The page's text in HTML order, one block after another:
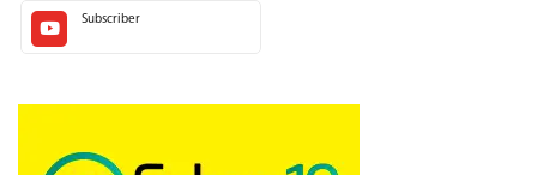
Subscriber